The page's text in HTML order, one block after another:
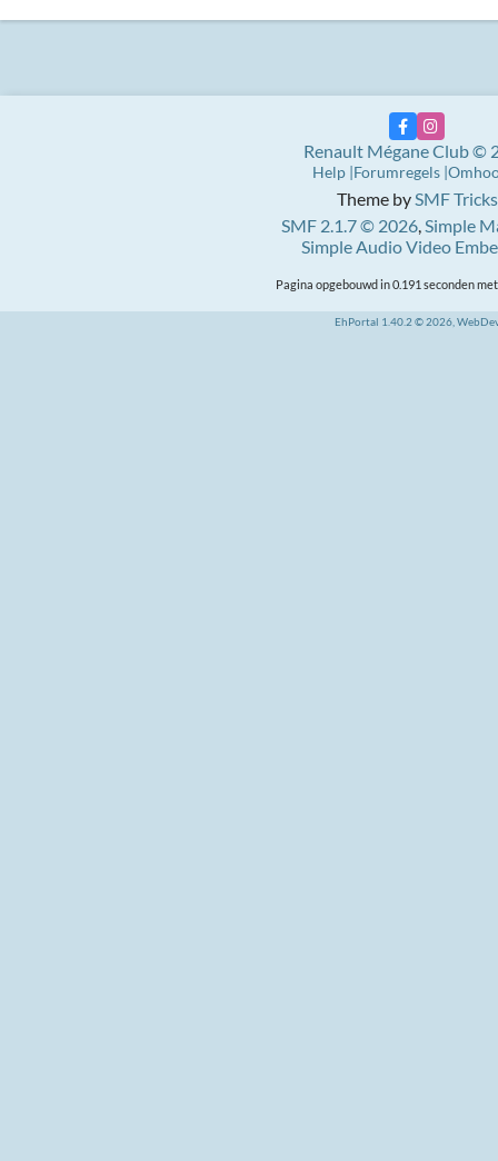
Theme bySMF Tricks
SMF 2.1.7 © 2026,Simple
Simple Audio Video
Renault Mégane Club ©
Help Forumregels
Pagina opgebouwd in 0.191 seconden
EhPortal 1.40.2 © 2026,